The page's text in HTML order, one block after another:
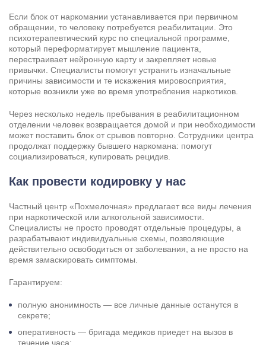
Если блок от наркомании устанавливается при первичном
обращении, то человеку потребуется реабилитации. Это
психотерапевтический курс по специальной программе,
который переформатирует мышление пациента,
перестраивает нейронную карту и закрепляет новые
привычки. Специалисты помогут устранить изначальные
причины зависимости и те искажения мировосприятия,
которые возникли уже во время употребления наркотиков.
Через несколько недель пребывания в реабилитационном
отделении человек возвращается домой и при необходимости
может поставить блок от срывов повторно. Сотрудники центра
продолжат поддержку бывшего наркомана: помогут
социализироваться, купировать рецидив.
Как провести кодировку у нас
Частный центр «Похмелочная» предлагает все виды лечения
при наркотической или алкогольной зависимости.
Специалисты не просто проводят отдельные процедуры, а
разрабатывают индивидуальные схемы, позволяющие
действительно освободиться от заболевания, а не просто на
время замаскировать симптомы.
Гарантируем:
полную анонимность — все личные данные останутся в
секрете;
оперативность — бригада медиков приедет на вызов в
течение часа;